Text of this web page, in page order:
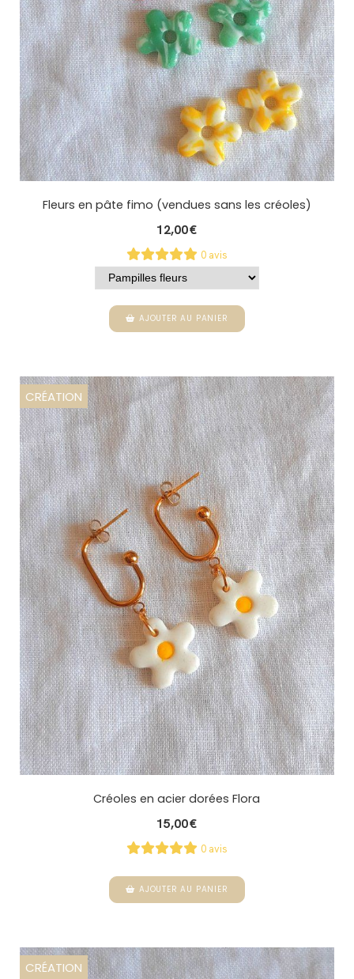
Fleurs en pâte fimo (vendues sans les créoles)
12,00€
0 avis
AJOUTER AU PANIER
CRÉATION
Créoles en acier dorées Flora
15,00€
0 avis
AJOUTER AU PANIER
CRÉATION